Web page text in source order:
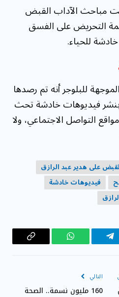
مباحث الآداب القبض
التحريض على الفسق
للحياء.
للبلوجر أنه تم رصدها
بنشر فيديوهات خادشة تحث
التواصل الاجتماعي، ولا
على هدير عبد الرازق
فيديوهات خادشة
تيلقرام واتساب
Copy
التالي
160 مليون نسمة.. الصحة